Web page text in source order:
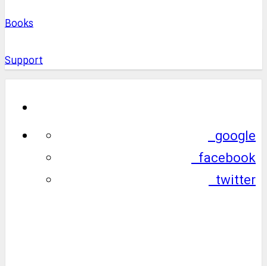
Books
Support
google
facebook
twitter